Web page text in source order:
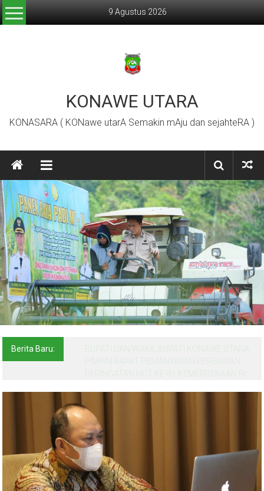
Lompat
ke
9 Agustus 2026
KONAWE UTARA
KONASARA ( KONawe utarA Semakin mAju dan sejahteRA )
Berita Baru: